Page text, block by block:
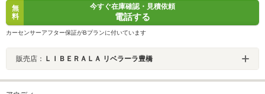
無
料
今すぐ在庫確認・見積依頼
電話する
カーセンサーアフター保証がBプランに付いています
販売店： ＬＩＢＥＲＡＬＡ リベラーラ豊橋